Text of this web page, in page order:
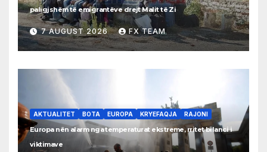
paligjshëm të emigrantëve drejt Malit të Zi
7 AUGUST 2026 FX TEAM
AKTUALITET BOTA EUROPA KRYEFAQJA RAJONI
Europa nën alarm nga temperaturat ekstreme, rritet bilanci i
viktimave